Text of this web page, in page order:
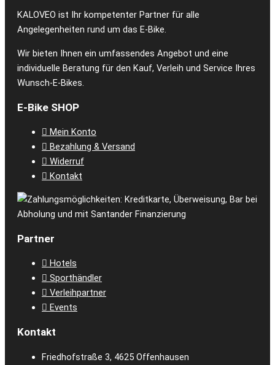
KALOVEO ist Ihr kompetenter Partner für alle
Angelegenheiten rund um das E-Bike.
Wir bieten Ihnen ein umfassendes Angebot und eine
individuelle Beratung für den Kauf, Verleih und Service Ihres
Wunsch-E-Bikes.
E-Bike SHOP
Mein Konto
Bezahlung & Versand
Widerruf
Kontakt
Partner
Hotels
Sporthändler
Verleihpartner
Events
Kontakt
Friedhofstraße 3, 4625 Offenhausen